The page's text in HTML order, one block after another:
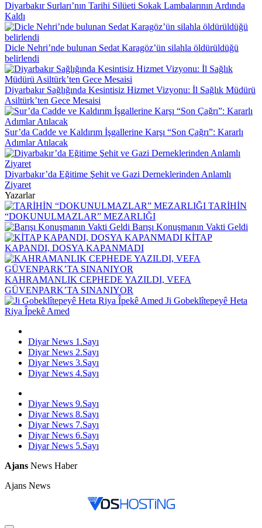
Diyarbakır Surları’nın Tarihi Silüeti Sokak Lambalarının Ardında
Kaldı
Dicle Nehri’nde bulunan Sedat Karagöz’ün silahla öldürüldüğü
belirlendi
Diyarbakır Sağlığında Kesintisiz Hizmet Vizyonu: İl Sağlık Müdürü
Asiltürk’ten Gece Mesaisi
Sur’da Cadde ve Kaldırım İşgallerine Karşı “Son Çağrı”: Kararlı
Adımlar Atılacak
Diyarbakır’da Eğitime Şehit ve Gazi Derneklerinden Anlamlı
Ziyaret
Yazarlar
TARİHİN
“DOKUNULMAZLAR” MEZARLIĞI
Barışı Konuşmanın Vakti Geldi
KİTAP
KAPANDI, DOSYA KAPANMADI
KAHRAMANLIK CEPHEDE YAZILDI, VEFA
GÜVENPARK’TA SINANIYOR
Ji Gobeklîtepeyê Heta
Riya Îpekê Amed
Diyar News 1.Sayı
Diyar News 2.Sayı
Diyar News 3.Sayı
Diyar News 4.Sayı
Diyar News 9.Sayı
Diyar News 8.Sayı
Diyar News 7.Sayı
Diyar News 6.Sayı
Diyar News 5.Sayı
Ajans News Haber
Ajans News